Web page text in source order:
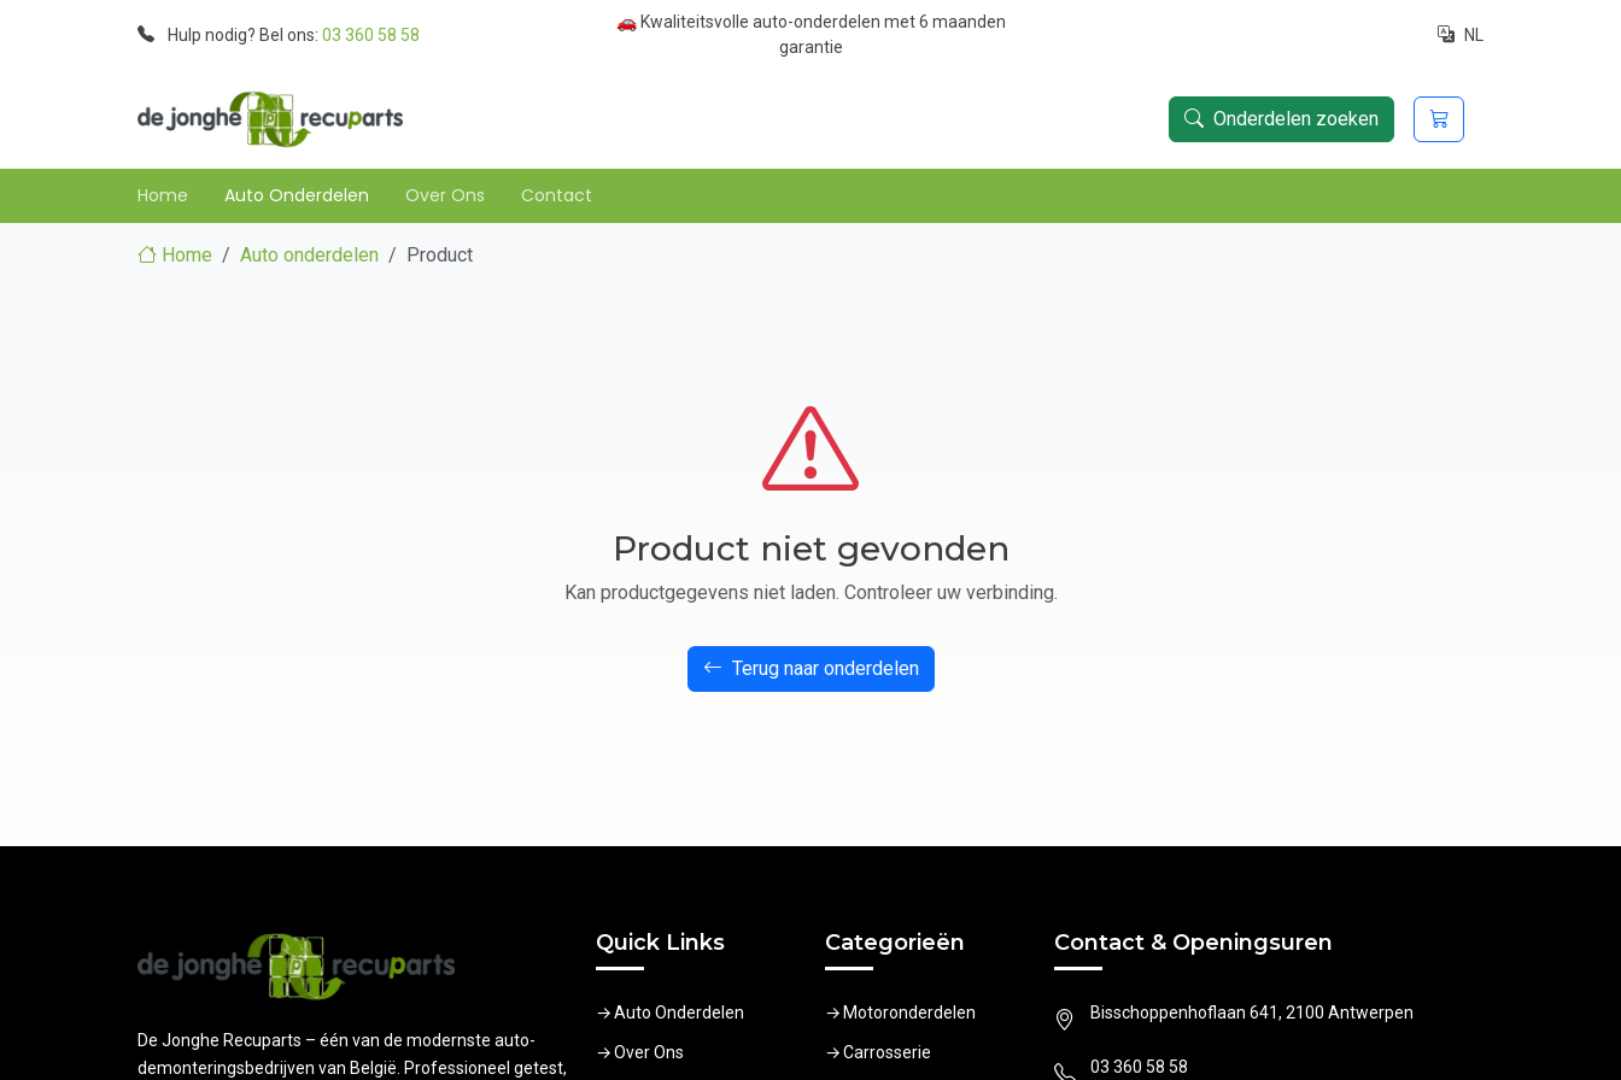
Hulp nodig? Bel ons: 03 360 58 58
🚗 Kwaliteitsvolle auto-onderdelen met 6 maanden
garantie
NL
Onderdelen zoeken
Home Auto Onderdelen Over Ons Contact
Home Auto onderdelen Product
Product niet gevonden
Kan productgegevens niet laden. Controleer uw verbinding.
Terug naar onderdelen
De Jonghe Recuparts – één van de modernste auto-
demonteringsbedrijven van België. Professioneel getest,
Quick Links
Auto Onderdelen
Over Ons
Categorieën
Motoronderdelen
Carrosserie
Contact & Openingsuren
Bisschoppenhoflaan 641, 2100 Antwerpen
03 360 58 58